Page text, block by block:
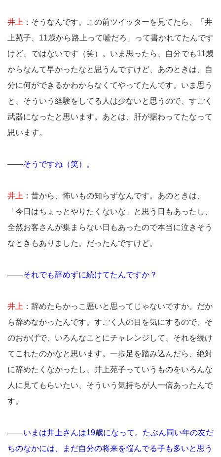
井上 ： そうなんです。この前ツイッターを見てたら、「井
上苑子、11歳から路上って嘘だろ」って書かれてたんです
けど、ではないです（笑）。いま思ったら、自分でも11歳
からなんて早かったなと思うんですけど、あのときは、自
分に何ができるかわからなくてやってたんです。いま思う
と、そういう経験をしてる人は少ないと思うので、すごく
武器になったと思います。あとは、肝が据わってたなって
思います。
――そうですね（笑）。
井上 ： 昔から、怖いもの知らずなんです。あのときは、
「今日はちょっとやりたくないな」と思う日もあったし、
全然お客さんが集まらない日もあったので本当に泣きそう
なときもありました。だったんですけど。
――それでも辞めずに続けてたんですか？
井上 ：辞めたらかっこ悪いと思ってじゃないですか。だか
ら辞めなかったんです。すごく人の目を気にするので、そ
のおかげで、いろんなことにチャレンジして、それを続け
てこれたのかなと思います。一歩足を踏み込んだら、絶対
に辞めたくなかったし、井上苑子っていうものをいろんな
人に見てもらいたい、そういう気持ちが人一倍あったんで
す。
――いまは井上さんは19歳になって。たぶん同い年の友だ
ちのなかには、まだ自分の将来を悩んでる子も多いと思う